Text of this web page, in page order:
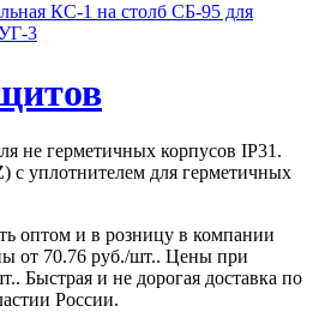
КС-1 на столб СБ-95 для
3
не герметичных корпусов IP31.
с уплотнителем для герметичных
оптом и в розницу в компании
от 70.76 руб./шт.. Цены при
Быстрая и не дорогая доставка по
России.